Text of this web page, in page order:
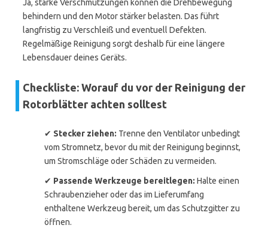
Ja, starke Verschmutzungen können die Drehbewegung
behindern und den Motor stärker belasten. Das führt
langfristig zu Verschleiß und eventuell Defekten.
Regelmäßige Reinigung sorgt deshalb für eine längere
Lebensdauer deines Geräts.
Checkliste: Worauf du vor der Reinigung der
Rotorblätter achten solltest
✔ Stecker ziehen: Trenne den Ventilator unbedingt
vom Stromnetz, bevor du mit der Reinigung beginnst,
um Stromschläge oder Schäden zu vermeiden.
✔ Passende Werkzeuge bereitlegen: Halte einen
Schraubenzieher oder das im Lieferumfang
enthaltene Werkzeug bereit, um das Schutzgitter zu
öffnen.